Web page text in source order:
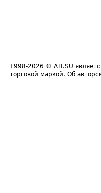
1998-2026 © ATI.SU
торговой маркой. Об